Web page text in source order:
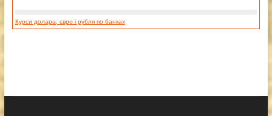
Курси долара, євро і рубля по банках